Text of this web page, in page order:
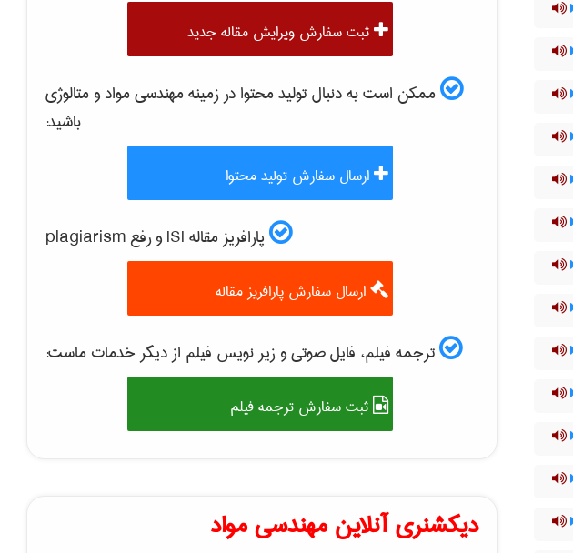
ثبت سفارش ویرایش مقاله جدید
ممکن است به دنبال تولید محتوا در زمینهمهندسی مواد و متالوژی
باشید:
ارسال سفارش تولید محتوا
پارافریز مقاله ISI و رفع plagiarism
ارسال سفارش پارافریز مقاله
ترجمه فیلم، فایل صوتی و زیر نویس فیلم از دیگر خدمات ماست:
ثبت سفارش ترجمه فیلم
دیکشنری آنلاین مهندسی مواد